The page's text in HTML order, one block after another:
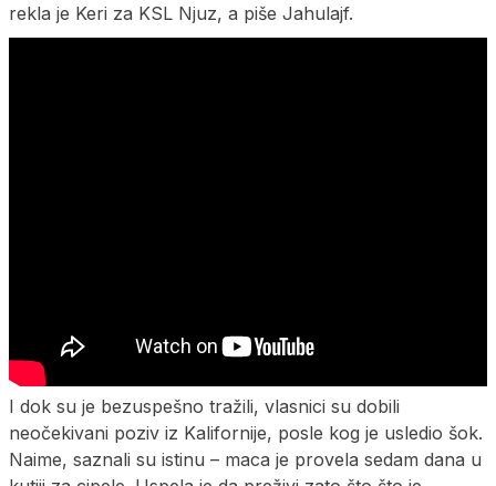
rekla je Keri za KSL Njuz, a piše Jahulajf.
I dok su je bezuspešno tražili, vlasnici su dobili
neočekivani poziv iz Kalifornije, posle kog je usledio šok.
Naime, saznali su istinu – maca je provela sedam dana u